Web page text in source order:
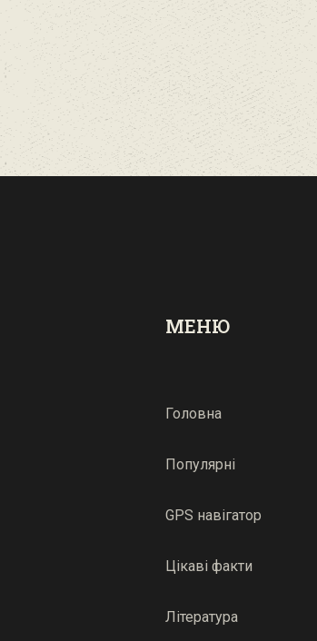
МЕНЮ
Головна
Популярні
GPS навігатор
Цікаві факти
Література